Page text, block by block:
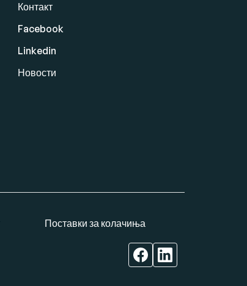
Контакт
Facebook
Linkedin
Новости
Поставки за колачиња